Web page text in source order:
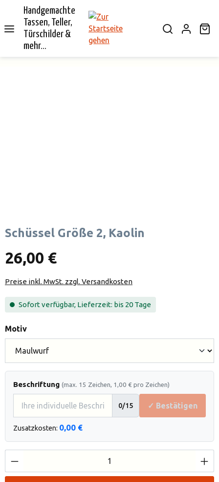
springen
Handgemachte
Tassen, Teller,
Türschilder &
mehr...
Schüssel Größe 2, Kaolin
26,00 €
Preise inkl. MwSt. zzgl. Versandkosten
Sofort verfügbar, Lieferzeit: bis 20 Tage
Motivauswählen
Beschriftung (max. 15 Zeichen, 1,00 € pro Zeichen)
0/15 ✓ Bestätigen
Zusatzkosten: 0,00 €
Produkt Anzahl: Gib den gewünschten